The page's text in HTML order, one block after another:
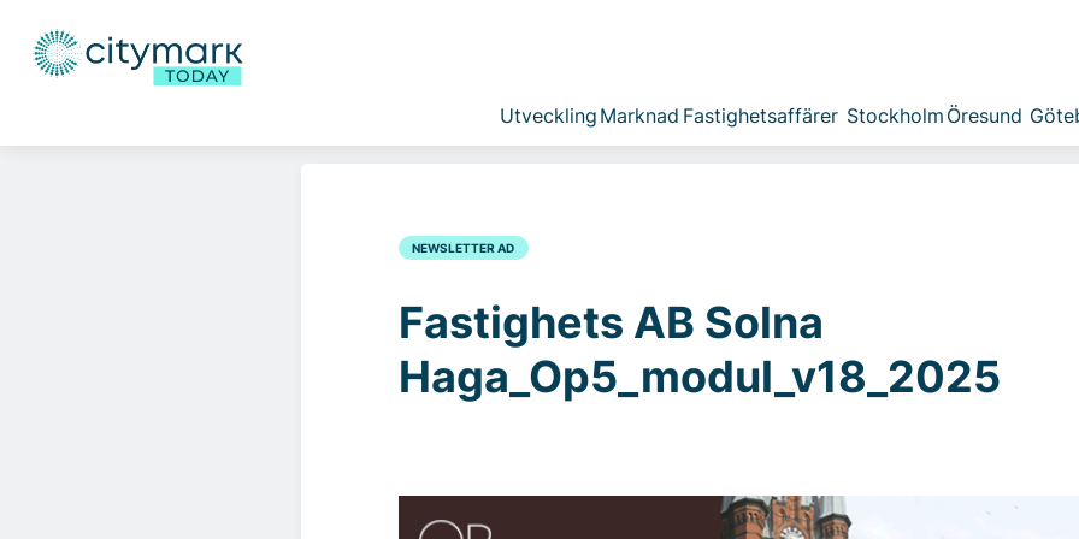
Utveckling Marknad Fastighetsaffärer Stockholm Öresund
NEWSLETTER AD
Fastighets AB Solna
Haga_Op5_modul_v18_2025